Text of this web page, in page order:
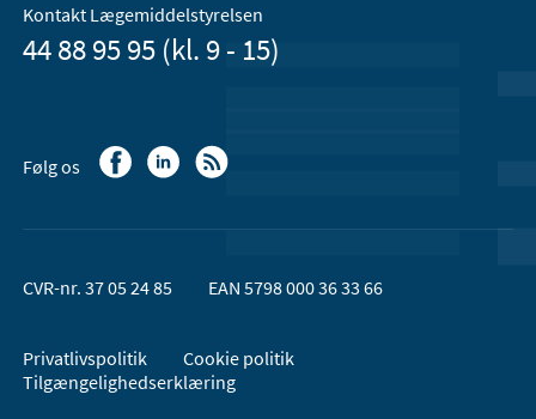
Kontakt Lægemiddelstyrelsen
44 88 95 95 (kl. 9 - 15)
Følg os
CVR-nr. 37 05 24 85 EAN 5798 000 36 33 66
Privatlivspolitik
Cookie politik
Tilgængelighedserklæring